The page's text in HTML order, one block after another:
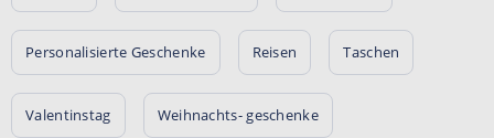
Personalisierte Geschenke Reisen Taschen
Valentinstag Weihnachts- geschenke